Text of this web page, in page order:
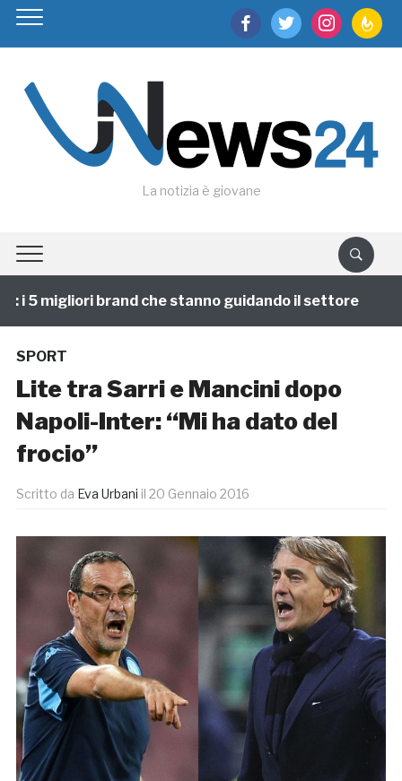
facebooktwitter instagram
La notizia è giovane
5 migliori brand che stanno guidando il settore
SPORT
Lite tra Sarri e Mancini dopo
Napoli-Inter: “Mi ha dato del
frocio”
Scritto da Eva Urbani il 20 Gennaio 2016